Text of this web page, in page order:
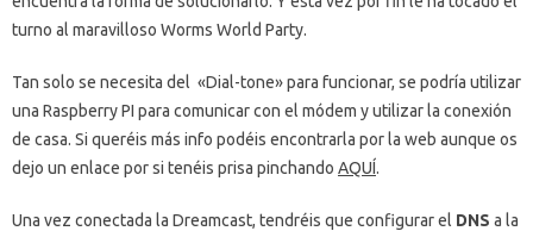
turno al maravilloso Worms World Party.
Tan solo se necesita del «Dial-tone» para funcionar, se podría utilizar
una Raspberry PI para comunicar con el módem y utilizar la conexión
de casa. Si queréis más info podéis encontrarla por la web aunque os
dejo un enlace por si tenéis prisa pinchando AQUÍ.
Una vez conectada la Dreamcast, tendréis que configurar el DNS a la